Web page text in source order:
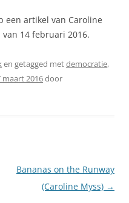
een artikel van Caroline
14 februari 2016.
en getagged metdemocratie,
maart 2016door
Bananas on the Runway
(Caroline Myss) →